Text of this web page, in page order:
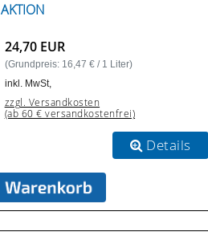
KTION
24,70 EUR
(Grundpreis: 16,47 € / 1 Liter)
inkl. MwSt,
zzgl. Versandkosten
(ab 60 € versandkostenfrei)
Details